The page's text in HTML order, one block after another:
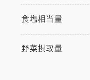
食塩相当量
野菜摂取量